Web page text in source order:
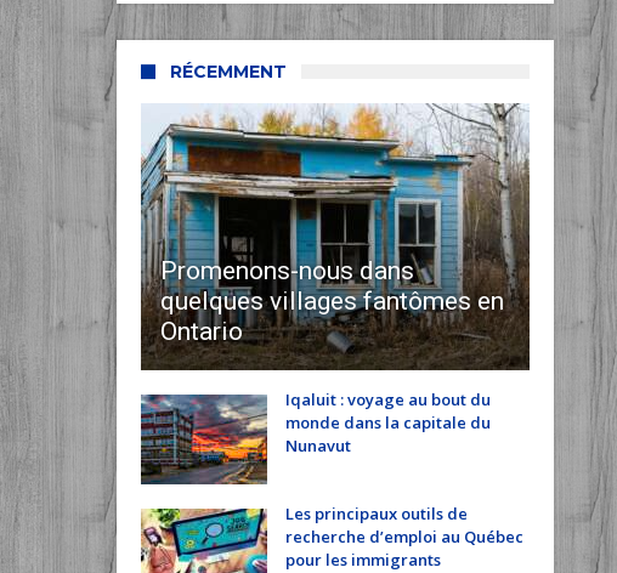
RÉCEMMENT
Promenons-nous dans
quelques villages fantômes en
Ontario
Iqaluit : voyage au bout du
monde dans la capitale du
Nunavut
Les principaux outils de
recherche d’emploi au Québec
pour les immigrants